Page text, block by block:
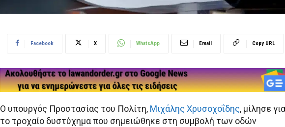
Facebook X WhatsApp Email Copy URL
Ο υπουργός Προστασίας του Πολίτη, Μιχάλης Χρυσοχοΐδης, μίλησε για
το τροχαίο δυστύχημα που σημειώθηκε στη συμβολή των οδών